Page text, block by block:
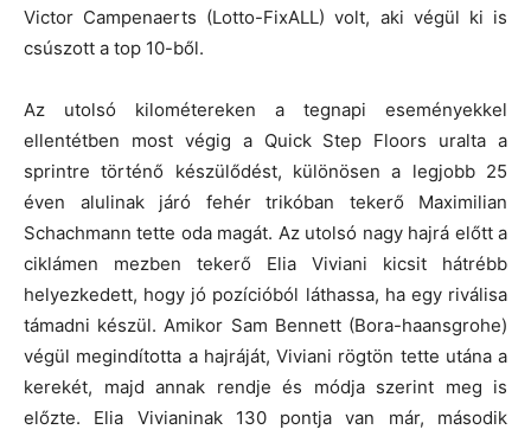
Victor Campenaerts (Lotto-FixALL) volt, aki végül ki is
csúszott a top 10-ből.
Az utolsó kilométereken a tegnapi eseményekkel
ellentétben most végig a Quick Step Floors uralta a
sprintre történő készülődést, különösen a legjobb 25
éven alulinak járó fehér trikóban tekerő Maximilian
Schachmann tette oda magát. Az utolsó nagy hajrá előtt a
ciklámen mezben tekerő Elia Viviani kicsit hátrébb
helyezkedett, hogy jó pozícióból láthassa, ha egy riválisa
támadni készül. Amikor Sam Bennett (Bora-haansgrohe)
végül megindította a hajráját, Viviani rögtön tette utána a
kerekét, majd annak rendje és módja szerint meg is
előzte. Elia Vivianinak 130 pontja van már, második